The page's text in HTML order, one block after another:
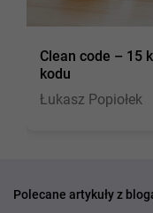
Clean code – 15
kodu
Łukasz Popiołek
Polecane artykuły z